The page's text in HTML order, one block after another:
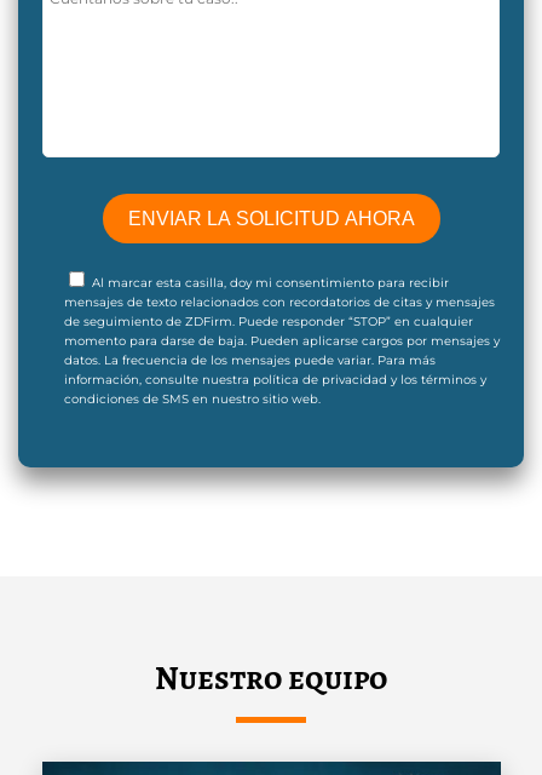
Al marcar esta casilla, doy mi consentimiento para recibir
mensajes de texto relacionados con recordatorios de citas y mensajes
de seguimiento de ZDFirm. Puede responder “STOP” en cualquier
momento para darse de baja. Pueden aplicarse cargos por mensajes y
datos. La frecuencia de los mensajes puede variar. Para más
información, consulte nuestra política de privacidad y los términos y
condiciones de SMS en nuestro sitio web.
Nuestro equipo